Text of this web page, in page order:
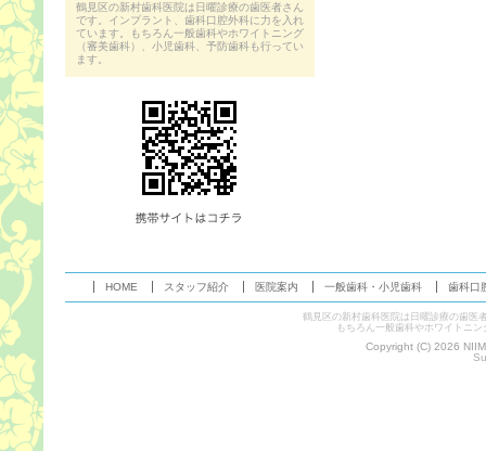
鶴見区の新村歯科医院は日曜診療の歯医者さん
です。インプラント、歯科口腔外科に力を入れ
ています。もちろん一般歯科やホワイトニング
（審美歯科）、小児歯科、予防歯科も行ってい
ます。
HOME スタッフ紹介 医院案内 一般歯科・小児歯科 歯科口
鶴見区の新村歯科医院は日曜診療の歯医
もちろん一般歯科やホワイトニ
Copyright (C) 2026